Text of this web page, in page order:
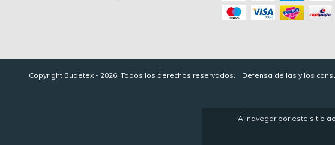
Al navegar por este sitio
Copyright Budetex - 2026. Todos los derechos reservados. Defensa de las y los